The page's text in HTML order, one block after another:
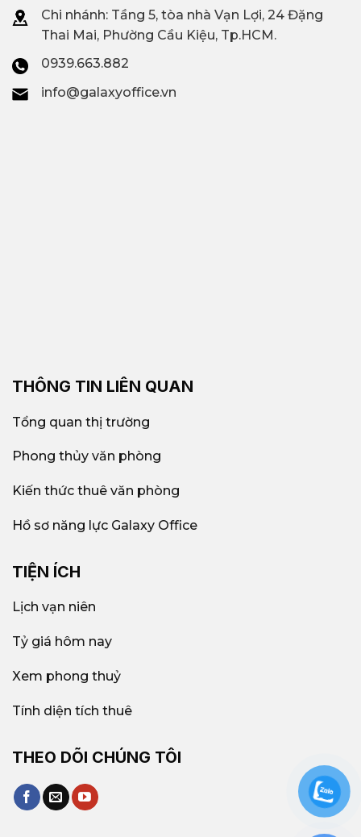
Chi nhánh: Tầng 5, tòa nhà Vạn Lợi, 24 Đặng
Thai Mai, Phường Cầu Kiệu, Tp.HCM.
0939.663.882
info@galaxyoffice.vn
THÔNG TIN LIÊN QUAN
Tổng quan thị trường
Phong thủy văn phòng
Kiến thức thuê văn phòng
Hồ sơ năng lực Galaxy Office
TIỆN ÍCH
Lịch vạn niên
Tỷ giá hôm nay
Xem phong thuỷ
Tính diện tích thuê
THEO DÕI CHÚNG TÔI